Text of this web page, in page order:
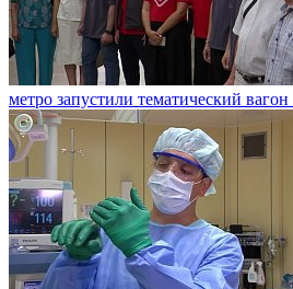
метро запустили тематический